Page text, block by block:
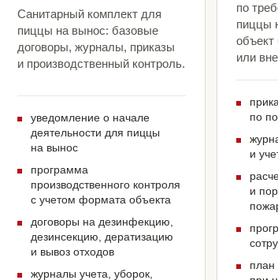
Санитарный комплект для
пиццы на вынос: базовые
договоры, журналы, приказы
и производственный контроль.
уведомление о начале
деятельности для пиццы
на вынос
программа
производственного контроля
с учетом формата объекта
договоры на дезинфекцию,
дезинсекцию, дератизацию
и вывоз отходов
журналы учета, уборок,
по
пиццы
объект
или
по
и
и
план